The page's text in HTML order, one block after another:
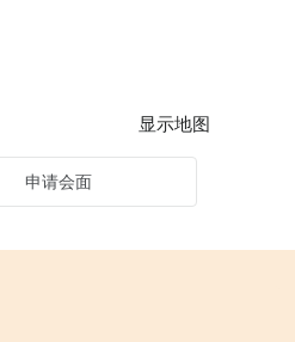
显示地图
申请会面